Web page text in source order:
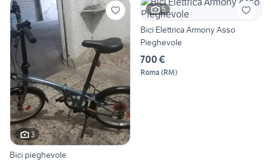
3
Bici pieghevole
5
Bici Elettrica Armony Asso
Pieghevole
700 €
Roma (RM)